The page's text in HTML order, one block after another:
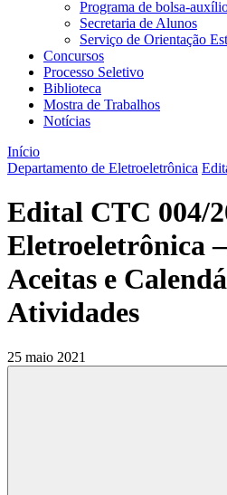
Programa de bolsa-
Secretaria de Alunos
Serviço de Orientação
Concursos
Processo Seletivo
Biblioteca
Mostra de Trabalhos
Notícias
Início
Departamento de Eletroeletrônica
Edital CTC 004/
Eletroeletrônica
Aceitas e
Atividades
25 maio 2021